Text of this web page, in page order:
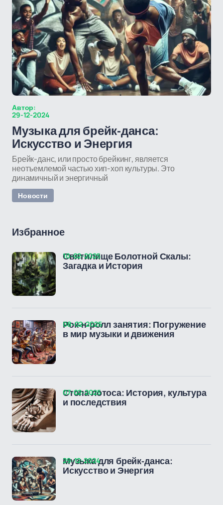
Автор:
29-12-2024
Музыка для брейк-данса:
Искусство и Энергия
Брейк-данс, или просто брейкинг, является
неотъемлемой частью хип-хоп культуры. Это
динамичный и энергичный
Новости
Избранное
Святилище Болотной Скалы:
Загадка и История
10-02-2025
Рок-н-ролл занятия: Погружение
в мир музыки и движения
08-02-2025
Стопа лотоса: История, культура
и последствия
07-02-2025
Музыка для брейк-данса:
Искусство и Энергия
29-12-2024